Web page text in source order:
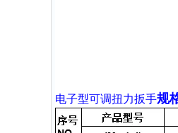
电子型可调扭力扳手规